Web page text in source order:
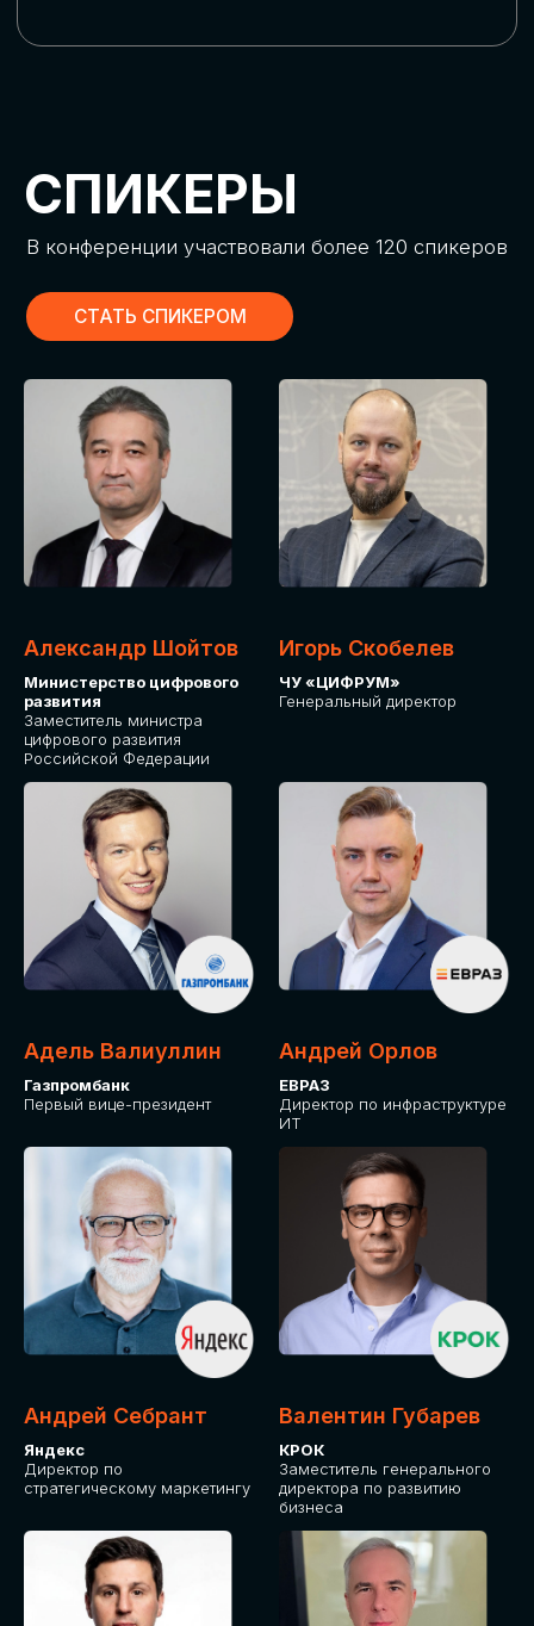
Александр Шойтов
Министерство цифрового
развития
Заместитель министра
цифрового развития
Российской Федерации
Игорь Скобелев
ЧУ «ЦИФРУМ»
Генеральный директор
Адель Валиуллин
Газпромбанк
Первый вице-президент
Андрей Орлов
ЕВРАЗ
Директор по инфраструктуре
ИТ
Андрей Себрант
Яндекс
Директор по
стратегическому маркетингу
Валентин Губарев
КРОК
Заместитель генерального
директора по развитию
бизнеса